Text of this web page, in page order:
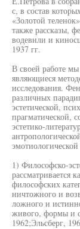
с, в состав
«Золотой
также рассказы,
водевили и
1937 гг.
В своей работе
являющиеся
исследования.
различных
эстетической,
прагматической,
эстетико-
1) Философско-
рассматривается
философских
ничтожного и
ложного и
живого, формы и
1962;Эльсберг,